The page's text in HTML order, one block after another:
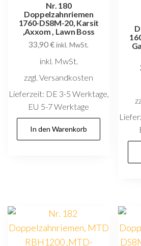
Nr. 180
Doppelzahnriemen
1760-DS8M-20, Karsit
,Axxom , Lawn Boss
33,90€ inkl. MwSt.
inkl. MwSt.
zzgl. Versandkosten
Lieferzeit: DE 3-5 Werktage,
EU 5-7 Werktage
In den Warenkorb